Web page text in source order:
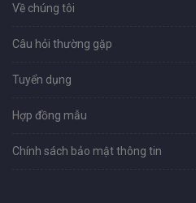
Về chúng tôi
Câu hỏi thường gặp
Tuyển dụng
Hợp đồng mẫu
Chính sách bảo mật thông tin